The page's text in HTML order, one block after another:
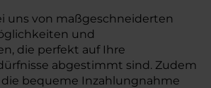
uns von maßgeschneiderten
und
die perfekt auf Ihre
abgestimmt sind. Zudem
bequeme Inzahlungnahme